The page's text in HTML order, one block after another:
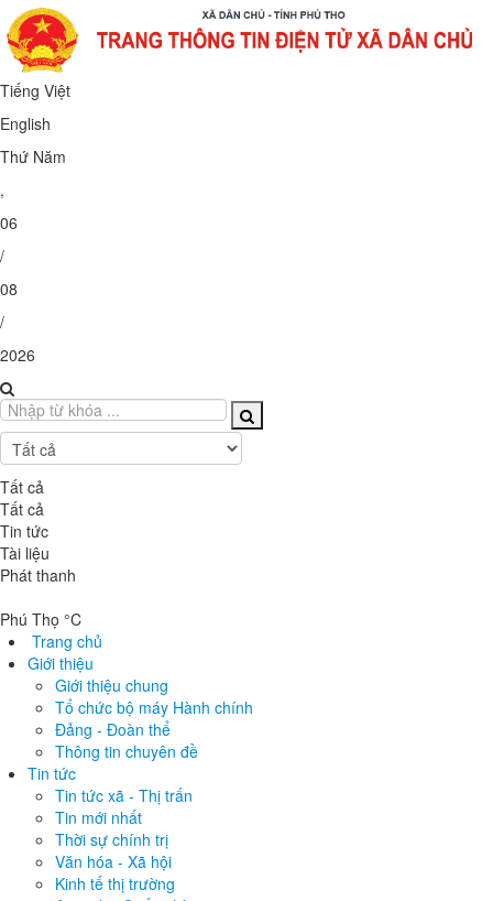
Tiếng Việt
English
Thứ Năm
,
06
/
08
/
2026
Tất cả
Tất cả
Tin tức
Tài liệu
Phát thanh
Phú Thọ °C
Trang chủ
Giới thiệu
Giới thiệu chung
Tổ chức bộ máy Hành chính
Đảng - Đoàn thể
Thông tin chuyên đề
Tin tức
Tin tức xã - Thị trấn
Tin mới nhất
Thời sự chính trị
Văn hóa - Xã hội
Kinh tế thị trường